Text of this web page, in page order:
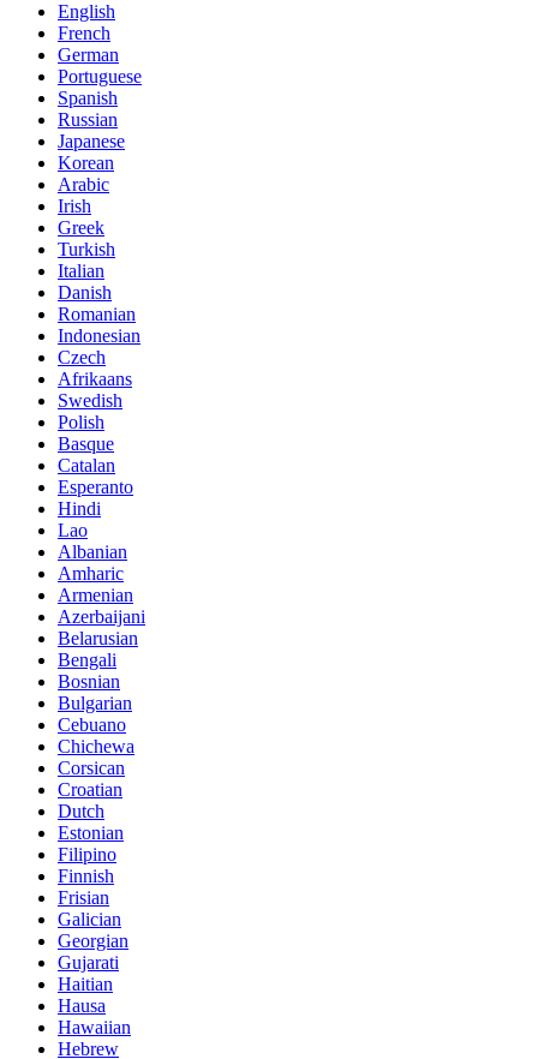
English
French
German
Portuguese
Spanish
Russian
Japanese
Korean
Arabic
Irish
Greek
Turkish
Italian
Danish
Romanian
Indonesian
Czech
Afrikaans
Swedish
Polish
Basque
Catalan
Esperanto
Hindi
Lao
Albanian
Amharic
Armenian
Azerbaijani
Belarusian
Bengali
Bosnian
Bulgarian
Cebuano
Chichewa
Corsican
Croatian
Dutch
Estonian
Filipino
Finnish
Frisian
Galician
Georgian
Gujarati
Haitian
Hausa
Hawaiian
Hebrew